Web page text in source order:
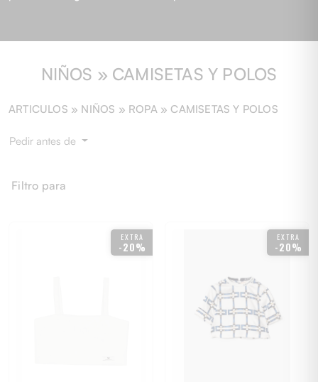
NIÑOS » CAMISETAS Y POLOS
ARTICULOS » NIÑOS » ROPA » CAMISETAS Y POLOS
Pedir antes de
Filtro para
EXTRA
-20%
EXTRA
-20%